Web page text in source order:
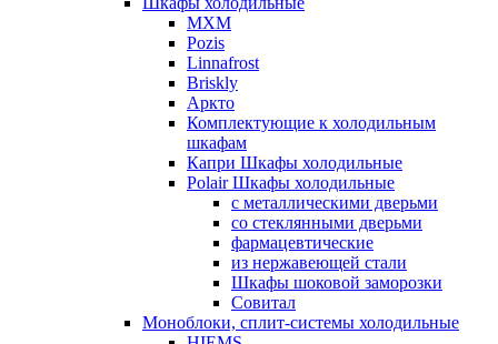
МХМ
Pozis
Linnafrost
Briskly
Аркто
Комплектующие к холодильным
шкафам
Капри Шкафы холодильные
Polair Шкафы холодильные
с металлическими дверьми
со стеклянными дверьми
фармацевтические
из нержавеющей стали
Шкафы шоковой заморозки
Совитал
Моноблоки, сплит-системы холодильные